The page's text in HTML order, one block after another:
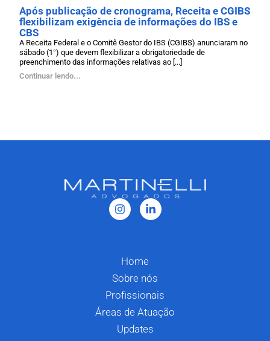
Após publicação de cronograma, Receita e CGIBS
flexibilizam exigência de informações do IBS e
CBS
A Receita Federal e o Comitê Gestor do IBS (CGIBS) anunciaram no
sábado (1°) que devem flexibilizar a obrigatoriedade de
preenchimento das informações relativas ao [...]
Continuar lendo...
Home
Sobre nós
Profissionais
Áreas de Atuação
Updates